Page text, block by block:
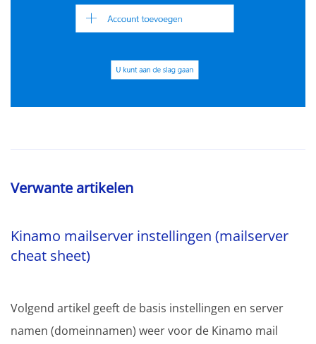
Verwante artikelen
Kinamo mailserver instellingen (mailserver
cheat sheet)
Volgend artikel geeft de basis instellingen en server
namen (domeinnamen) weer voor de Kinamo mail